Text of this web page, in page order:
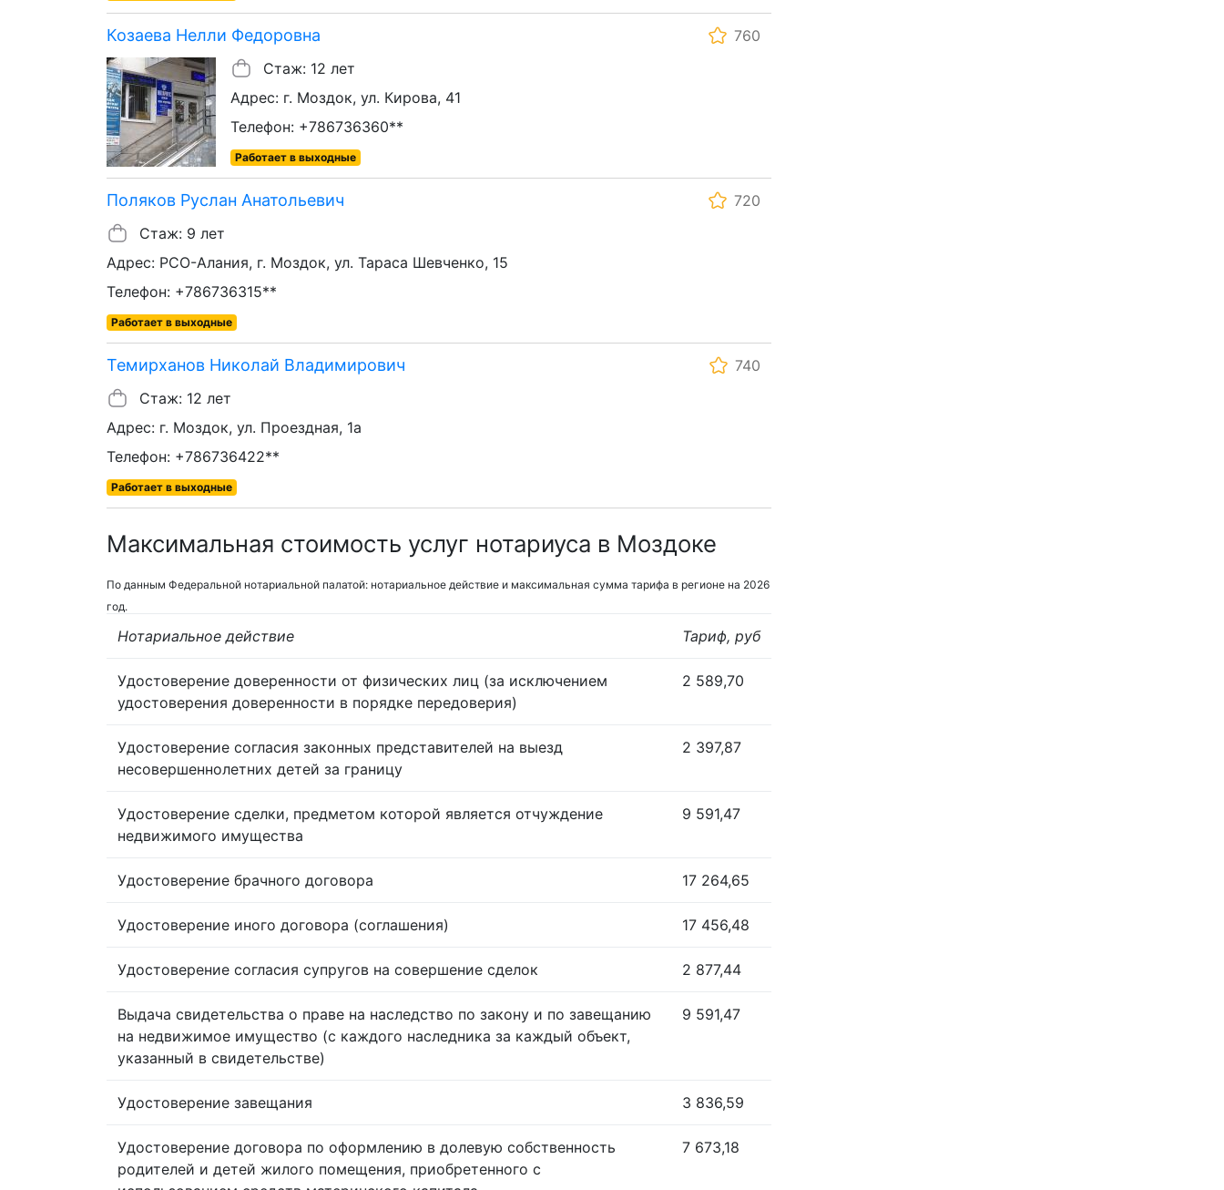
Козаева Нелли Федоровна
760
Стаж: 12 лет
Адрес: г. Моздок, ул. Кирова, 41
Телефон: +786736360**
Работает в выходные
Поляков Руслан Анатольевич
720
Стаж: 9 лет
Адрес: РСО-Алания, г. Моздок, ул. Тараса Шевченко, 15
Телефон: +786736315**
Работает в выходные
Темирханов Николай Владимирович
740
Стаж: 12 лет
Адрес: г. Моздок, ул. Проездная, 1а
Телефон: +786736422**
Работает в выходные
Максимальная стоимость услуг нотариуса в Моздоке
По данным Федеральной нотариальной палатой: нотариальное действие и максимальная сумма тарифа в регионе на 2026
год.
Нотариальное действие Тариф, руб
Удостоверение доверенности от физических лиц (за исключением
удостоверения доверенности в порядке передоверия)
2 589,70
Удостоверение согласия законных представителей на выезд
несовершеннолетних детей за границу
2 397,87
Удостоверение сделки, предметом которой является отчуждение
недвижимого имущества
9 591,47
Удостоверение брачного договора 17 264,65
Удостоверение иного договора (соглашения) 17 456,48
Удостоверение согласия супругов на совершение сделок 2 877,44
Выдача свидетельства о праве на наследство по закону и по завещанию
на недвижимое имущество (с каждого наследника за каждый объект,
указанный в свидетельстве)
9 591,47
Удостоверение завещания 3 836,59
Удостоверение договора по оформлению в долевую собственность
родителей и детей жилого помещения, приобретенного с
7 673,18